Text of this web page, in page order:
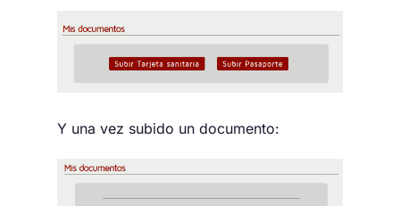
Y una vez subido un documento: